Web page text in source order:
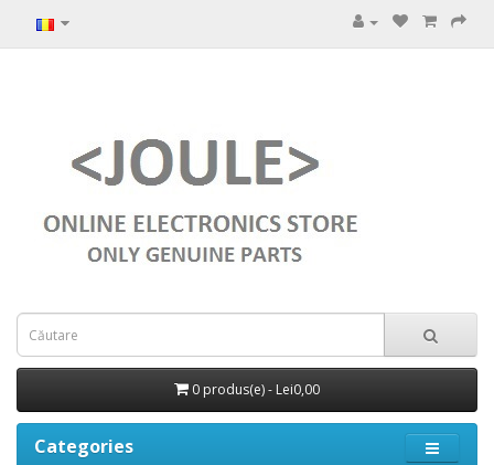
0 produs(e) - Lei0,00
Categories